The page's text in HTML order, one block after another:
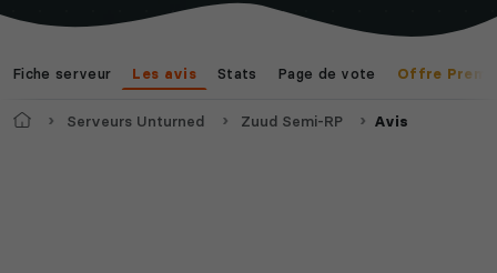
Fiche serveur Les avis Stats Page de vote Offre
AccueilServeurs Unturned Zuud Semi-RP Avis